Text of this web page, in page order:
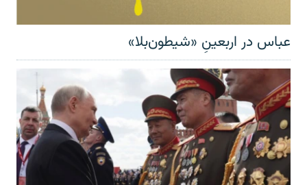
عباس در اربعینِ «شیطون‌بلا»